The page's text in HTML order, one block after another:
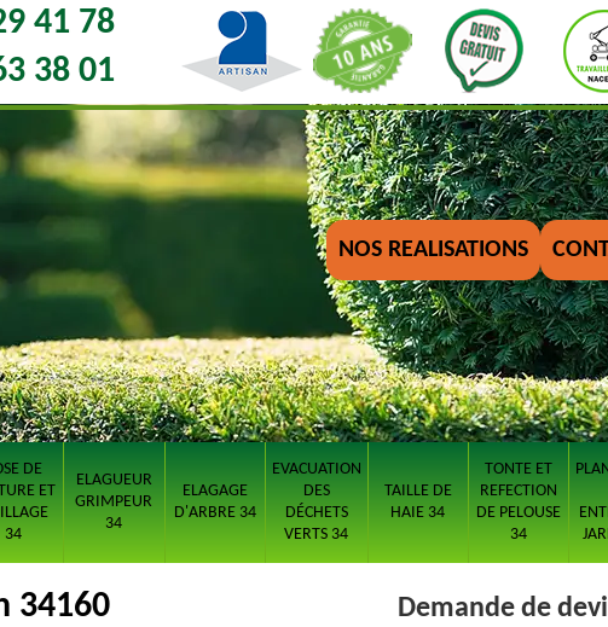
41 78
38 01
NOS REALISATIONS
DE
ET
34
ELAGUEUR
GRIMPEUR
34
ELAGAGE
D'ARBRE 34
EVACUATION
DES
DÉCHETS
VERTS 34
TAILLE DE
HAIE 34
TONTE ET
REFECTION
DE PELOUSE
34
34160 Demande de